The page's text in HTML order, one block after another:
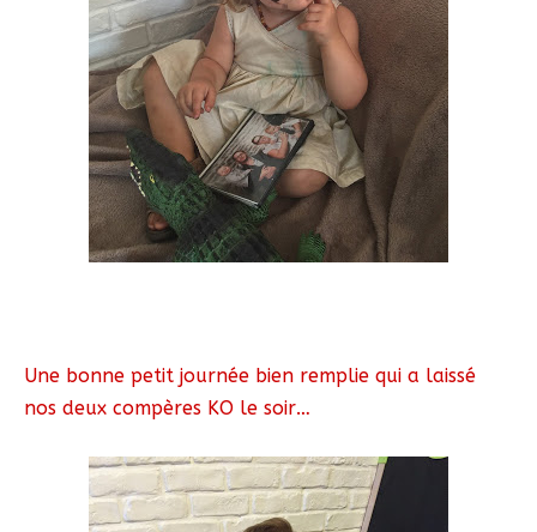
Une bonne petit journée bien remplie qui a laissé
nos deux compères KO le soir…